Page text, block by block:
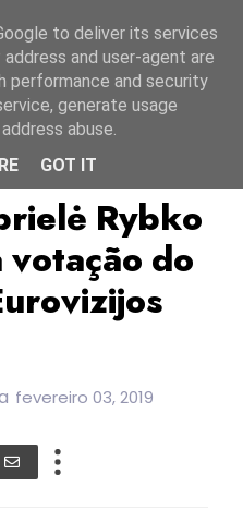
LRT
Rybko
do
fevereiro 03, 2019
to deliver its services
and user-agent are
performance and security
generate usage
abuse.
GOT IT